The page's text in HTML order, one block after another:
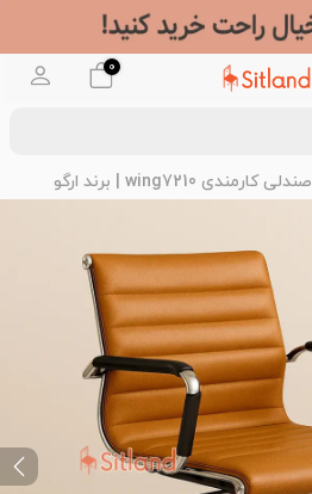
0
صندلی کارمندی wing7210 | برند ارگو